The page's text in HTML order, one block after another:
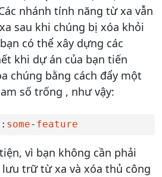
nhánh tính năng từ xa vẫn
sau khi chúng bị xóa khỏi
có thể xây dựng các
khi dự án của bạn tiến
chúng bằng cách đẩy một
số trống , như vậy:
: some- feature
vì bạn không cần phải
trữ từ xa và xóa thủ công